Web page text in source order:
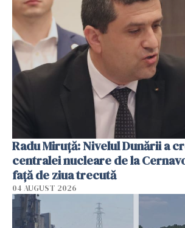
Radu Miruţă: Nivelul Dunării a
centralei nucleare de la
faţă de ziua trecută
04 AUGUST 2026